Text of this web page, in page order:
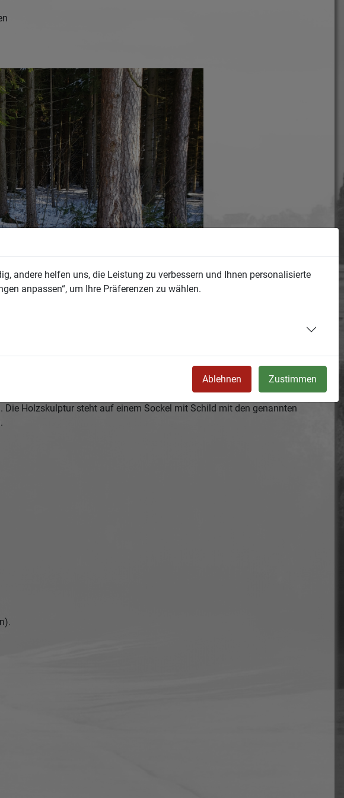
bis nach Landwüst steht am Streitweg die Skulptur „Kleine Frau“ von
Holzskulptur steht auf einem Sockel mit Schild mit den genannten
andere helfen uns, die Leistung zu verbessern und Ihnen personalisierte
anpassen“, um Ihre Präferenzen zu wählen.
Ablehnen Zustimmen